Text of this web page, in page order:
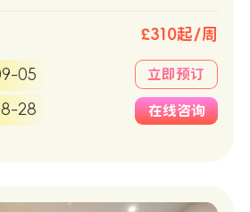
£310起/周
05
28
立即预订
在线咨询